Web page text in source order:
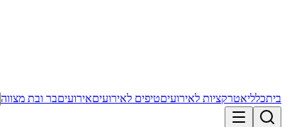
ביתכלליאטרקציות לאירועיםטיפים לאירועיםאירועיםבר ובת מצווה